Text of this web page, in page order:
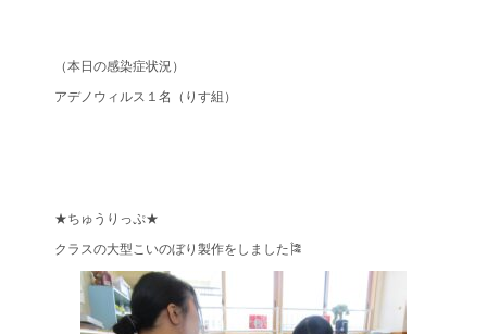
（本日の感染症状況）
アデノウィルス１名（りす組）
★ちゅうりっぷ★
クラスの大型こいのぼり製作をしました🎏